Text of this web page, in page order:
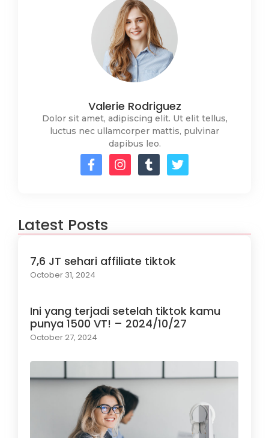
Valerie Rodriguez
Dolor sit amet, adipiscing elit. Ut elit tellus,
luctus nec ullamcorper mattis, pulvinar
dapibus leo.
Latest Posts
7,6 JT sehari affiliate tiktok
October 31, 2024
Ini yang terjadi setelah tiktok kamu
punya 1500 VT! – 2024/10/27
October 27, 2024